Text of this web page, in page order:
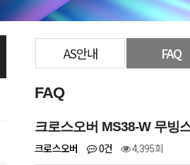
AS안내 FAQ
FAQ
크로스오버 MS38-W 무빙
크로스오버 0건 4,395회